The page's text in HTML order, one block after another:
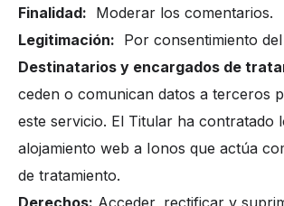
Finalidad: Moderar los comentarios.
Legitimación: Por consentimiento
Destinatarios y encargados de
ceden o comunican datos a terceros
este servicio. El Titular ha contratado
alojamiento web a Ionos que actúa
de tratamiento.
Derechos: Acceder, rectificar y